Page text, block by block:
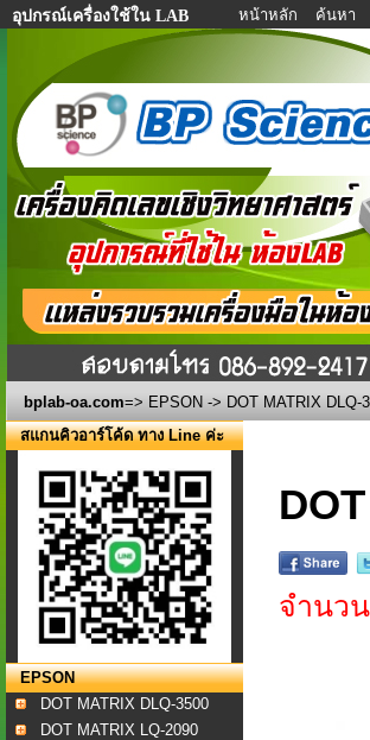
อุปกรณ์เครื่องใช้ใน LAB หน้าหลัก ค้นหา
bplab-oa.com=> EPSON -> DOT MATRIX DLQ-
สแกนคิวอาร์โค้ด ทาง Line ค่ะ
EPSON
DOT MATRIX DLQ-3500
DOT MATRIX LQ-2090
จำนว